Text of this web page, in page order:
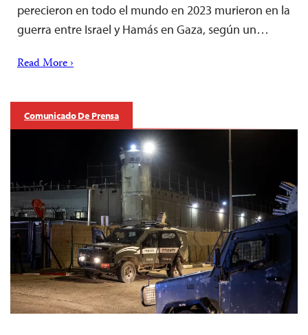
perecieron en todo el mundo en 2023 murieron en la
guerra entre Israel y Hamás en Gaza, según un…
Read More ›
Comunicado De Prensa